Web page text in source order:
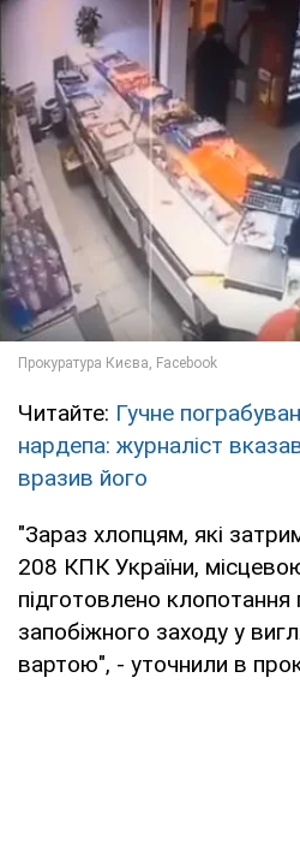
Читайте: Гучне
нардепа: журналіст
вразив його
"Зараз хлопцям, які
208 КПК України,
підготовлено
запобіжного заходу у
вартою", - уточнили в